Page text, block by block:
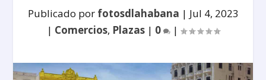
Publicado por fotosdlahabana | Jul 4, 2023
| Comercios, Plazas| 0 |